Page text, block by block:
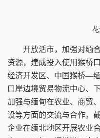
开放活市，加强对缅合
资源，建成投入使用猴桥
经济开发区、中国猴桥—
口岸边境贸易物流中心、
加强与缅甸在农业、商贸
设等方面的交流与合作。
企业在缅北地区开展农业